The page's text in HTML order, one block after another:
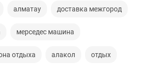
алматау доставка межгород
мерседес машина
отдыха алакол отдых